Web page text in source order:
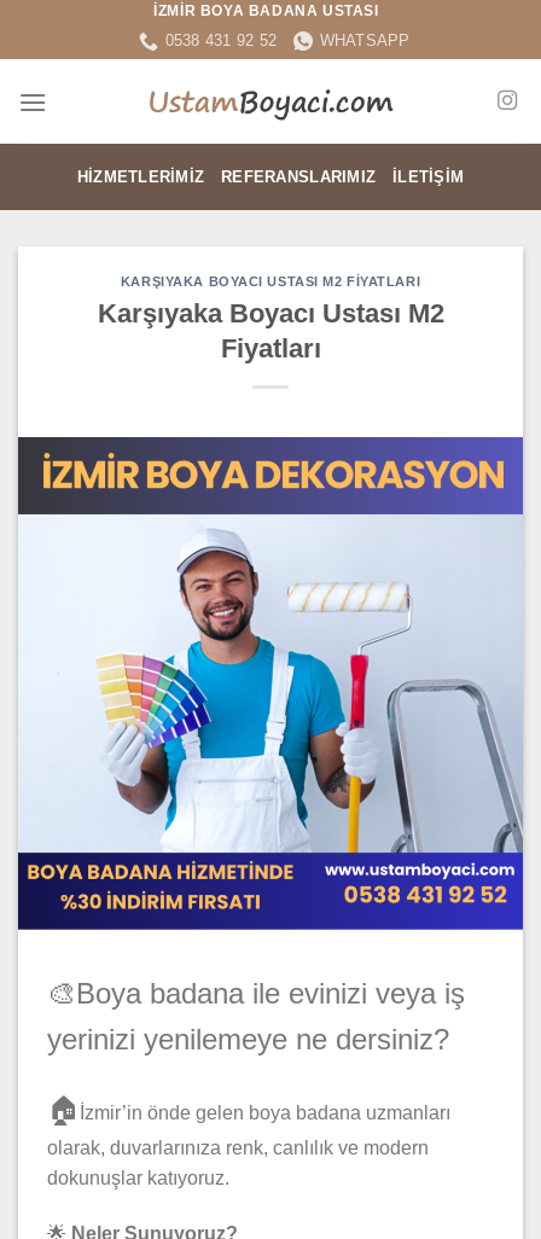
İZMİR BOYA BADANA USTASI
0538 431 92 52 WHATSAPP
HIZMETLERIMIZ REFERANSLARIMIZ İLETIŞIM
KARŞIYAKA BOYACI USTASI M2 FIYATLARI
Karşıyaka Boyacı Ustası M2
Fiyatları
🎨Boya badana ile evinizi veya iş
yerinizi yenilemeye ne dersiniz?
🏠 İzmir’in önde gelen boya badana uzmanları
olarak, duvarlarınıza renk, canlılık ve modern
dokunuşlar katıyoruz.
🌟 Neler Sunuyoruz?